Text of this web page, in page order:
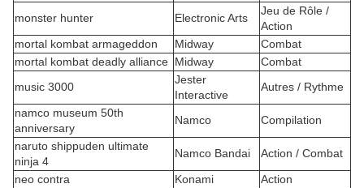
monster hunter Electronic Arts
Jeu de Rôle /
Action
mortal kombat armageddon
Midway
Combat
mortal kombat deadly alliance Midway
Combat
music 3000
Jester
Interactive
Autres / Rythme
namco museum 50th
anniversary
Namco
Compilation
naruto shippuden ultimate
ninja 4
Namco Bandai
Action / Combat
neo contra
Konami
Action